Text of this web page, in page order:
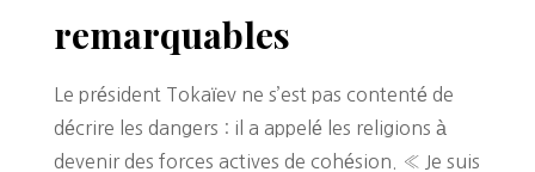
remarquables
Le président Tokaïev ne s’est pas contenté de
décrire les dangers : il a appelé les religions à
devenir des forces actives de cohésion. « Je suis